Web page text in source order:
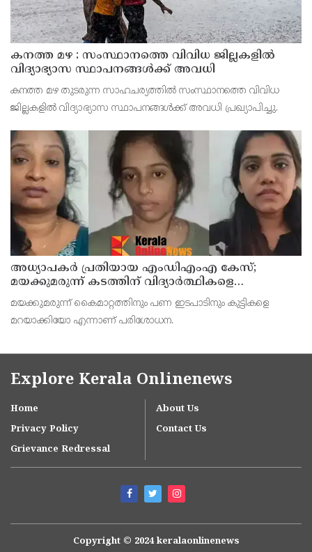
കനത്ത മഴ : സംസ്ഥാനത്തെ വിവിധ ജില്ലകളിൽ
വിദ്യാഭ്യാസ സ്ഥാപനങ്ങൾക്ക് അവധി
കനത്ത മഴ തുടരുന്ന സാഹചര്യത്തിൽ സംസ്ഥാനത്തെ വിവിധ
ജില്ലകളിൽ വിദ്യാഭ്യാസ സ്ഥാപനങ്ങൾക്ക് അവധി പ്രഖ്യാപിച്ചു.
അധ്യാപകര്‍ പ്രതിയായ എംഡിഎംഎ കേസ്;
മയക്കുമരുന്ന് കടത്തിന് വിദ്യാര്‍ത്ഥികളെ
ഉപയോഗിച്ചോ എന്ന് സംശയം
മയക്കുമരുന്ന് കൈമാറ്റത്തിനും പണ ഇടപാടിനും കുട്ടികളെ
മറയാക്കിയോ എന്നാണ് പരിശോധന.
Explore Kerala Onlinenews
Home
About Us
Privacy Policy
Contact Us
Grievance Redressal
Copyright © 2024 keralaonlinenews